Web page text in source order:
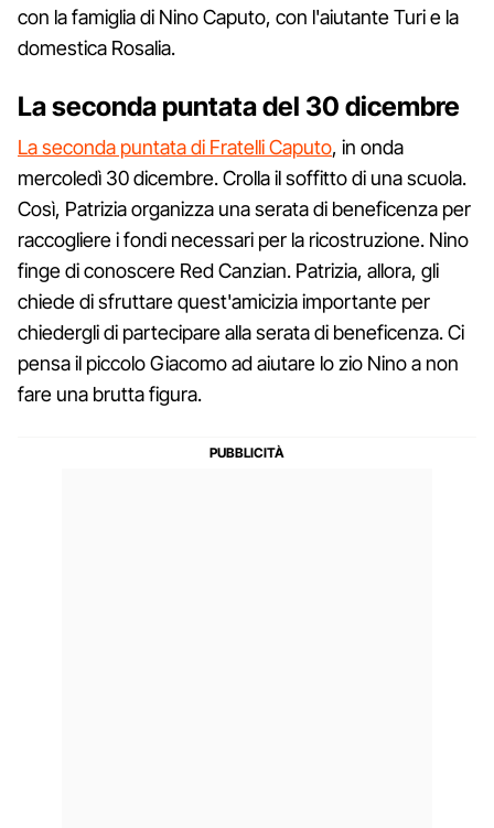
con la famiglia di Nino Caputo, con l'aiutante Turi e la
domestica Rosalia.
La seconda puntata del 30 dicembre
La seconda puntata di Fratelli Caputo, in onda
mercoledì 30 dicembre. Crolla il soffitto di una scuola.
Così, Patrizia organizza una serata di beneficenza per
raccogliere i fondi necessari per la ricostruzione. Nino
finge di conoscere Red Canzian. Patrizia, allora, gli
chiede di sfruttare quest'amicizia importante per
chiedergli di partecipare alla serata di beneficenza. Ci
pensa il piccolo Giacomo ad aiutare lo zio Nino a non
fare una brutta figura.